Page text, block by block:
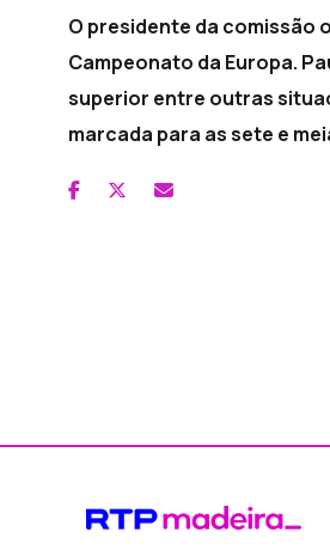
O presidente da comissão
Campeonato da Europa.
superior entre outras
marcada para as sete e